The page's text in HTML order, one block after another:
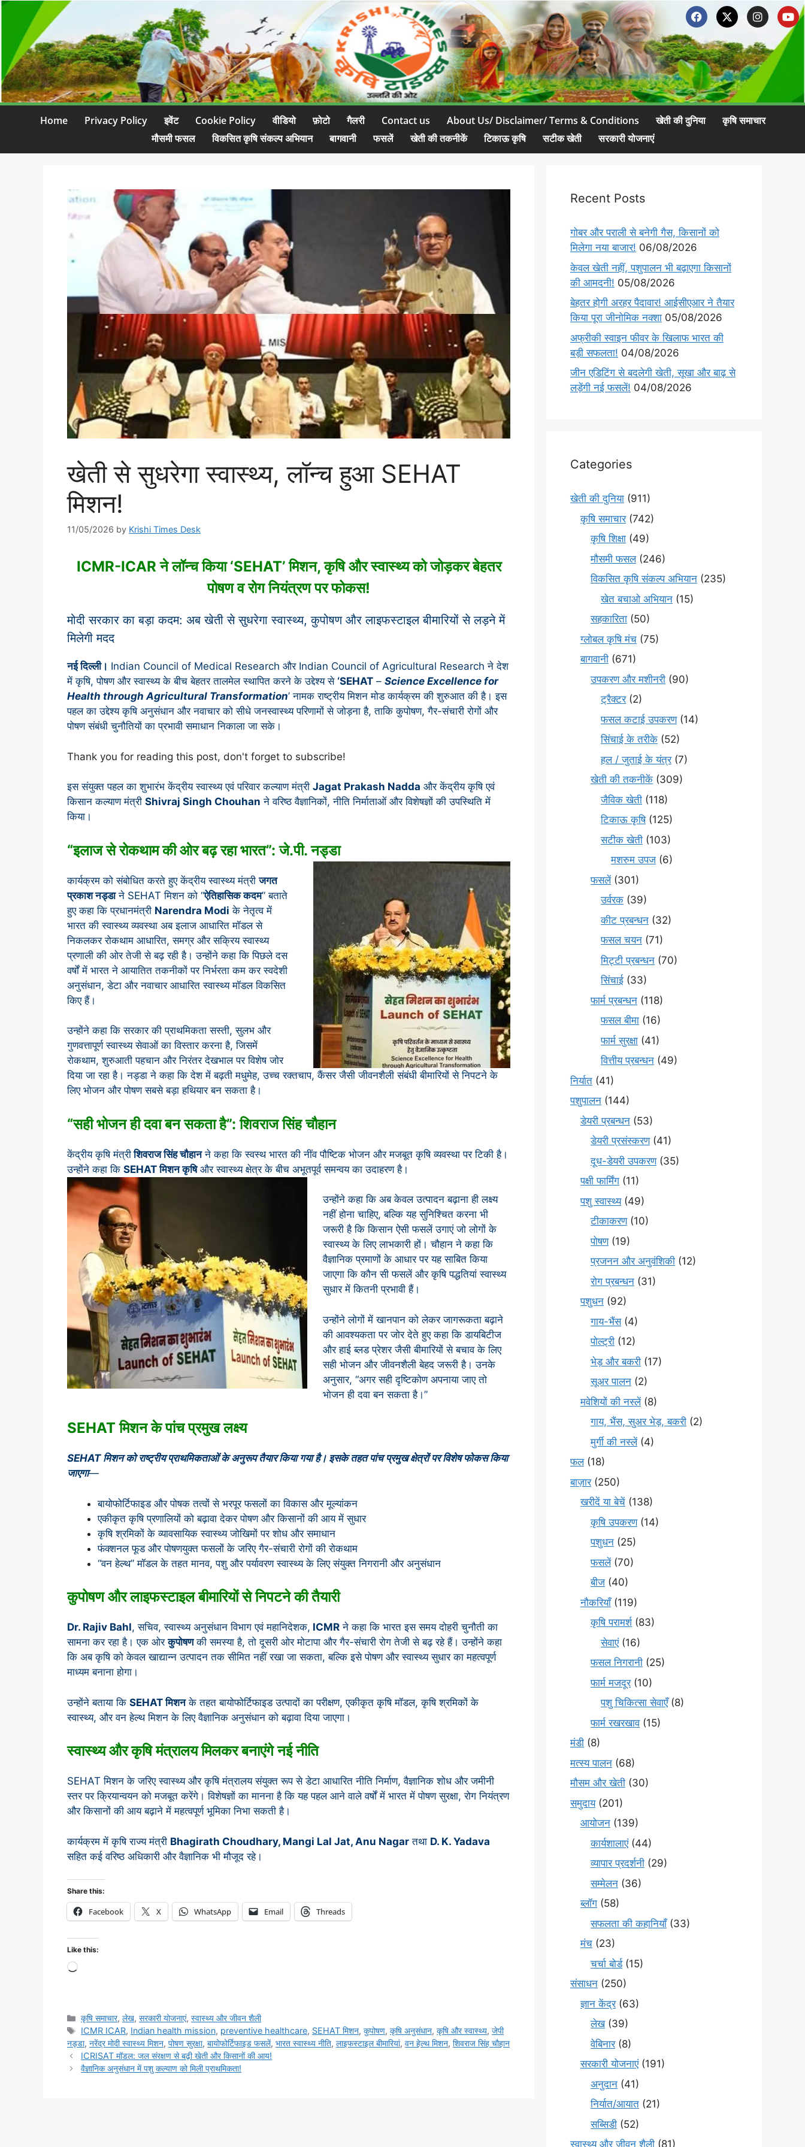
Home Privacy Policy इवेंट Cookie Policy वीडियो फ़ोटो गैलरी Contact us About Us/ Disclaimer/ Terms & Conditions खेती की दुनिया
कृषि समाचार
मौसमी फसल
विकसित कृषि संकल्प अभियान बागवानी फसलें खेती की तकनीकें टिकाऊ कृषि सटीक खेती सरकारी योजनाएं
खेती से सुधरेगा स्वास्थ्य, लॉन्च हुआ SEHAT
मिशन!
11/05/2026 by Krishi Times Desk
ICMR-ICAR ने लॉन्च किया ‘SEHAT’ मिशन, कृषि और स्वास्थ्य को जोड़कर बेहतर
पोषण व रोग नियंत्रण पर फोकस!
मोदी सरकार का बड़ा कदम: अब खेती से सुधरेगा स्वास्थ्य, कुपोषण और लाइफस्टाइल बीमारियों से लड़ने में
मिलेगी मदद
नई दिल्ली। Indian Council of Medical Research और Indian Council of Agricultural Research ने देश
में कृषि, पोषण और स्वास्थ्य के बीच बेहतर तालमेल स्थापित करने के उद्देश्य से ‘SEHAT – Science Excellence for
Health through Agricultural Transformation’ नामक राष्ट्रीय मिशन मोड कार्यक्रम की शुरुआत की है। इस
पहल का उद्देश्य कृषि अनुसंधान और नवाचार को सीधे जनस्वास्थ्य परिणामों से जोड़ना है, ताकि कुपोषण, गैर-संचारी रोगों और
पोषण संबंधी चुनौतियों का प्रभावी समाधान निकाला जा सके।
Thank you for reading this post, don't forget to subscribe!
इस संयुक्त पहल का शुभारंभ केंद्रीय स्वास्थ्य एवं परिवार कल्याण मंत्री Jagat Prakash Nadda और केंद्रीय कृषि एवं
किसान कल्याण मंत्री Shivraj Singh Chouhan ने वरिष्ठ वैज्ञानिकों, नीति निर्माताओं और विशेषज्ञों की उपस्थिति में
किया।
“इलाज से रोकथाम की ओर बढ़ रहा भारत”: जे.पी. नड्डा
कार्यक्रम को संबोधित करते हुए केंद्रीय स्वास्थ्य मंत्रीजगत
प्रकाश नड्डाने SEHAT मिशन को “ऐतिहासिक कदम” बताते
हुए कहा कि प्रधानमंत्री Narendra Modi के नेतृत्व में
भारत की स्वास्थ्य व्यवस्था अब इलाज आधारित मॉडल से
निकलकर रोकथाम आधारित, समग्र और सक्रिय स्वास्थ्य
प्रणाली की ओर तेजी से बढ़ रही है। उन्होंने कहा कि पिछले दस
वर्षों में भारत ने आयातित तकनीकों पर निर्भरता कम कर स्वदेशी
अनुसंधान, डेटा और नवाचार आधारित स्वास्थ्य मॉडल विकसित
किए हैं।
उन्होंने कहा कि सरकार की प्राथमिकता सस्ती, सुलभ और
गुणवत्तापूर्ण स्वास्थ्य सेवाओं का विस्तार करना है, जिसमें
रोकथाम, शुरुआती पहचान और निरंतर देखभाल पर विशेष जोर
दिया जा रहा है। नड्डा ने कहा कि देश में बढ़ती मधुमेह, उच्च रक्तचाप, कैंसर जैसी जीवनशैली संबंधी बीमारियों से निपटने के
लिए भोजन और पोषण सबसे बड़ा हथियार बन सकता है।
“सही भोजन ही दवा बन सकता है”: शिवराज सिंह चौहान
केंद्रीय कृषि मंत्रीशिवराज सिंह चौहानने कहा कि स्वस्थ भारत की नींव पौष्टिक भोजन और मजबूत कृषि व्यवस्था पर टिकी है।
उन्होंने कहा कि SEHAT मिशन कृषिऔर स्वास्थ्य क्षेत्र के बीच अभूतपूर्व समन्वय का उदाहरण है।
उन्होंने कहा कि अब केवल उत्पादन बढ़ाना ही लक्ष्य
नहीं होना चाहिए, बल्कि यह सुनिश्चित करना भी
जरूरी है कि किसान ऐसी फसलें उगाएं जो लोगों के
स्वास्थ्य के लिए लाभकारी हों। चौहान ने कहा कि
वैज्ञानिक प्रमाणों के आधार पर यह साबित किया
जाएगा कि कौन सी फसलें और कृषि पद्धतियां स्वास्थ्य
सुधार में कितनी प्रभावी हैं।
उन्होंने लोगों में खानपान को लेकर जागरूकता बढ़ाने
की आवश्यकता पर जोर देते हुए कहा कि डायबिटीज
और हाई ब्लड प्रेशर जैसी बीमारियों से बचाव के लिए
सही भोजन और जीवनशैली बेहद जरूरी है। उनके
अनुसार, “अगर सही दृष्टिकोण अपनाया जाए तो
भोजन ही दवा बन सकता है।”
SEHAT मिशन के पांच प्रमुख लक्ष्य
SEHAT मिशन को राष्ट्रीय प्राथमिकताओं के अनुरूप तैयार किया गया है। इसके तहत पांच प्रमुख क्षेत्रों पर विशेष फोकस किया
जाएगा—
बायोफोर्टिफाइड और पोषक तत्वों से भरपूर फसलों का विकास और मूल्यांकन
एकीकृत कृषि प्रणालियों को बढ़ावा देकर पोषण और किसानों की आय में सुधार
कृषि श्रमिकों के व्यावसायिक स्वास्थ्य जोखिमों पर शोध और समाधान
फंक्शनल फूड और पोषणयुक्त फसलों के जरिए गैर-संचारी रोगों की रोकथाम
“वन हेल्थ” मॉडल के तहत मानव, पशु और पर्यावरण स्वास्थ्य के लिए संयुक्त निगरानी और अनुसंधान
कुपोषण और लाइफस्टाइल बीमारियों से निपटने की तैयारी
Dr. Rajiv Bahl, सचिव, स्वास्थ्य अनुसंधान विभाग एवं महानिदेशक, ICMR ने कहा कि भारत इस समय दोहरी चुनौती का
सामना कर रहा है। एक ओरकुपोषणकी समस्या है, तो दूसरी ओर मोटापा और गैर-संचारी रोग तेजी से बढ़ रहे हैं। उन्होंने कहा
कि अब कृषि को केवल खाद्यान्न उत्पादन तक सीमित नहीं रखा जा सकता, बल्कि इसे पोषण और स्वास्थ्य सुधार का महत्वपूर्ण
माध्यम बनाना होगा।
उन्होंने बताया कि SEHAT मिशनके तहत बायोफोर्टिफाइड उत्पादों का परीक्षण, एकीकृत कृषि मॉडल, कृषि श्रमिकों के
स्वास्थ्य, और वन हेल्थ मिशन के लिए वैज्ञानिक अनुसंधान को बढ़ावा दिया जाएगा।
स्वास्थ्य और कृषि मंत्रालय मिलकर बनाएंगे नई नीति
SEHAT मिशन के जरिए स्वास्थ्य और कृषि मंत्रालय संयुक्त रूप से डेटा आधारित नीति निर्माण, वैज्ञानिक शोध और जमीनी
स्तर पर क्रियान्वयन को मजबूत करेंगे। विशेषज्ञों का मानना है कि यह पहल आने वाले वर्षों में भारत में पोषण सुरक्षा, रोग नियंत्रण
और किसानों की आय बढ़ाने में महत्वपूर्ण भूमिका निभा सकती है।
कार्यक्रम में कृषि राज्य मंत्री Bhagirath Choudhary, Mangi Lal Jat, Anu Nagar तथा D. K. Yadava
सहित कई वरिष्ठ अधिकारी और वैज्ञानिक भी मौजूद रहे।
Share this:
Facebook X WhatsApp Email Threads
Like this:
कृषि समाचार,लेख,सरकारी योजनाएं,स्वास्थ्य और जीवन शैली
ICMR ICAR, Indian health mission, preventive healthcare, SEHAT मिशन,कुपोषण,कृषि अनुसंधान,कृषि और स्वास्थ्य,जेपी
नड्डा, नरेंद्र मोदी स्वास्थ्य मिशन, पोषण सुरक्षा, बायोफोर्टिफाइड फसलें, भारत स्वास्थ्य नीति, लाइफस्टाइल बीमारियां, वन हेल्थ मिशन, शिवराज सिंह चौहान
ICRISAT मॉडल: जल संरक्षण से बढ़ी खेती और किसानों की आय!
वैज्ञानिक अनुसंधान में पशु कल्याण को मिली प्राथमिकता!
Recent Posts
गोबर और पराली से बनेगी गैस, किसानों को
मिलेगा नया बाजार! 06/08/2026
केवल खेती नहीं, पशुपालन भी बढ़ाएगा किसानों
की आमदनी! 05/08/2026
बेहतर होगी अरहर पैदावार! आईसीएआर ने तैयार
किया पूरा जीनोमिक नक्शा 05/08/2026
अफ्रीकी स्वाइन फीवर के खिलाफ भारत की
बड़ी सफलता! 04/08/2026
जीन एडिटिंग से बदलेगी खेती, सूखा और बाढ़ से
लड़ेंगी नई फसलें! 04/08/2026
Categories
खेती की दुनिया (911)
कृषि समाचार(742)
कृषि शिक्षा (49)
मौसमी फसल(246)
विकसित कृषि संकल्प अभियान (235)
खेत बचाओ अभियान (15)
सहकारिता (50)
ग्लोबल कृषि मंच (75)
बागवानी (671)
उपकरण और मशीनरी (90)
ट्रैक्टर(2)
फसल कटाई उपकरण(14)
सिंचाई के तरीके (52)
हल / जुताई के यंत्र(7)
खेती की तकनीकें (309)
जैविक खेती (118)
टिकाऊ कृषि(125)
सटीक खेती (103)
मशरुम उपज (6)
फसलें(301)
उर्वरक (39)
कीट प्रबन्धन (32)
फसल चयन (71)
मि‌ट्टी प्रबन्धन (70)
सिंचाई (33)
फार्म प्रबन्धन (118)
फसल बीमा (16)
फार्म सुरक्षा (41)
वित्तीय प्रबन्धन (49)
निर्यात (41)
पशुपालन (144)
डेयरी प्रबन्धन (53)
डेयरी प्रसंस्करण(41)
दूध-डेयरी उपकरण(35)
पक्षी फार्मिंग (11)
पशु स्वास्थ्य(49)
टीकाकरण(10)
पोषण(19)
प्रजनन और अनुवंशिकी (12)
रोग प्रबन्धन (31)
पशुधन (92)
गाय-भैंस(4)
पोल्ट्री (12)
भेड़ और बकरी (17)
सूअर पालन (2)
मवेशियों की नस्लें(8)
गाय, भैंस, सुअर भेड़, बकरी (2)
मुर्गी की नस्लें(4)
फल(18)
बाज़ार(250)
खरीदें या बेचें (138)
कृषि उपकरण(14)
पशुधन (25)
फसलें(70)
बीज (40)
नौकरियाँ(119)
कृषि परामर्श(83)
सेवाएं(16)
फसल निगरानी (25)
फार्म मजदूर(10)
पशु चिकित्सा सेवाएँ(8)
फार्म रखरखाव(15)
मंडी (8)
मत्स्य पालन (68)
मौसम और खेती (30)
समुदाय(201)
आयोजन (139)
कार्यशालाएं(44)
व्यापार प्रदर्शनी (29)
सम्मेलन (36)
ब्लॉग (58)
सफलता की कहानियाँ(33)
मंच (23)
चर्चा बोर्ड(15)
संसाधन (250)
ज्ञान केंद्र(63)
लेख(39)
वेबिनार(8)
सरकारी योजनाएं(191)
अनुदान (41)
निर्यात/आयात (21)
सब्सिडी (52)
स्वास्थ्य और जीवन शैली (81)